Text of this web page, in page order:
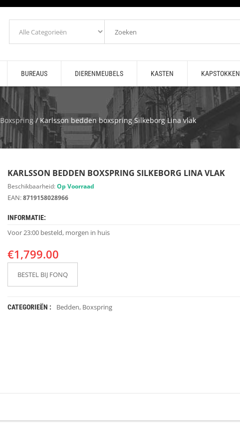
BUREAUS DIERENMEUBELS KASTEN KAPSTOKKEN
Boxspring/ Karlsson bedden boxspring Silkeborg Lina vlak
KARLSSON BEDDEN BOXSPRING SILKEBORG LINA VLAK
Beschikbaarheid:Op Voorraad
EAN:8719158028966
INFORMATIE:
Voor 23:00 besteld, morgen in huis
€1,799.00
BESTEL BIJ FONQ
CATEGORIEËN : Bedden, Boxspring